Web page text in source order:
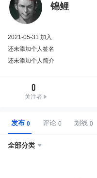
锦鲤
2021-05-31 加入
还未添加个人签名
还未添加个人简介
0
关注者
发布 评论 划线
全部分类 